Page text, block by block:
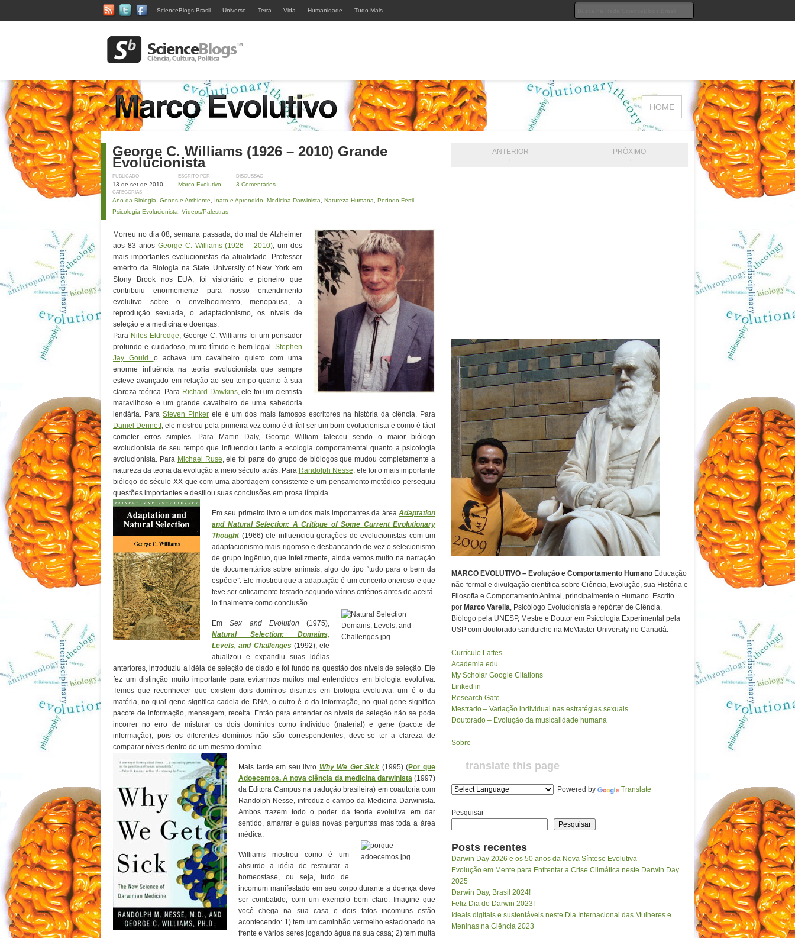
ScienceBlogs Brasil Universo Terra Vida Humanidade Tudo Mais
HOME
George C. Williams (1926 – 2010) Grande
Evolucionista
PUBLICADO
13 de set de 2010
ESCRITO POR
Marco Evolutivo
DISCUSSÃO
3 Comentários
CATEGORIAS
Ano da Biologia Genes e Ambiente Inato e Aprendido Medicina Darwinista Natureza Humana Período Fértil
Psicologia Evolucionista
Vídeos/Palestras
Morreu no dia 08, semana passada, do mal de Alzheimer
aos 83 anos George C. Williams (1926 – 2010), um dos
mais importantes evolucionistas da atualidade. Professor
emérito da Biologia na State University of New York em
Stony Brook nos EUA, foi visionário e pioneiro que
contribuiu enormemente para nosso entendimento
evolutivo sobre o envelhecimento, menopausa, a
reprodução sexuada, o adaptacionismo, os níveis de
seleção e a medicina e doenças.
Para Niles Eldredge, George C. Williams foi um pensador
profundo e cuidadoso, muito tímido e bem legal. Stephen
Jay Gould o achava um cavalheiro quieto com uma
enorme influência na teoria evolucionista que sempre
esteve avançado em relação ao seu tempo quanto à sua
clareza teórica. Para Richard Dawkins, ele foi um cientista
maravilhoso e um grande cavalheiro de uma sabedoria
lendária. ParaSteven Pinker ele é um dos mais famosos escritores na história da ciência. Para
Daniel Dennett, ele mostrou pela primeira vez como é difícil ser um bom evolucionista e como é fácil
cometer erros simples. Para Martin Daly, George William faleceu sendo o maior biólogo
evolucionista de seu tempo que influenciou tanto a ecologia comportamental quanto a psicologia
evolucionista. Para Michael Ruse, ele foi parte do grupo de biólogos que mudou completamente a
natureza da teoria da evolução a meio século atrás. Para Randolph Nesse, ele foi o mais importante
biólogo do século XX que com uma abordagem consistente e um pensamento metódico perseguiu
questões importantes e destilou suas conclusões em prosa límpida.
Em seu primeiro livro e um dos mais importantes da área Adaptation
and Natural Selection: A Critique of Some Current Evolutionary
Thought(1966) ele influenciou gerações de evolucionistas com um
adaptacionismo mais rigoroso e desbancando de vez o selecionismo
de grupo ingênuo, que infelizmente, ainda vemos muito na narração
de documentários sobre animais, algo do tipo “tudo para o bem da
espécie”. Ele mostrou que a adaptação é um conceito oneroso e que
teve ser criticamente testado segundo vários critérios antes de aceitá-
lo finalmente como conclusão.
EmSex and Evolution (1975),
Natural Selection: Domains,
Levels, and Challenges (1992), ele
atualizou e expandiu suas idéias
anteriores, introduziu a idéia de seleção de clado e foi fundo na questão dos níveis de seleção. Ele
fez um distinção muito importante para evitarmos muitos mal entendidos em biologia evolutiva.
Temos que reconhecer que existem dois domínios distintos em biologia evolutiva: um é o da
matéria, no qual gene significa cadeia de DNA, o outro é o da informação, no qual gene significa
pacote de informação, mensagem, receita. Então para entender os níveis de seleção não se pode
incorrer no erro de misturar os dois domínios como indivíduo (material) e gene (pacote de
informação), pois os diferentes domínios não são correspondentes, deve-se ter a clareza de
comparar níveis dentro de um mesmo domínio.
Mais tarde em seu livro Why We Get Sick (1995) (Por que
Adoecemos. A nova ciência da medicina darwinista(1997)
da Editora Campus na tradução brasileira) em coautoria com
Randolph Nesse, introduz o campo da Medicina Darwinista.
Ambos trazem todo o poder da teoria evolutiva em dar
sentido, amarrar e guias novas perguntas mas toda a área
médica.
Williams mostrou como é um
absurdo a idéia de restaurar a
homeostase, ou seja, tudo de
incomum manifestado em seu corpo durante a doença deve
ser combatido, com um exemplo bem claro: Imagine que
você chega na sua casa e dois fatos incomuns estão
acontecendo: 1) tem um caminhão vermelho estacionado na
frente e vários seres jogando água na sua casa; 2) tem muita
ANTERIOR
←
PRÓXIMO
→
MARCO EVOLUTIVO – Evolução e Comportamento Humano Educação
não-formal e divulgação científica sobre Ciência, Evolução, sua História e
Filosofia e Comportamento Animal, principalmente o Humano. Escrito
por Marco Varella, Psicólogo Evolucionista e repórter de Ciência.
Biólogo pela UNESP, Mestre e Doutor em Psicologia Experimental pela
USP com doutorado sanduiche na McMaster University no Canadá.
Currículo Lattes
Academia.edu
My Scholar Google Citations
Linked in
Research Gate
Mestrado – Variação individual nas estratégias sexuais
Doutorado – Evolução da musicalidade humana
Sobre
translate this page
Powered by Translate
Pesquisar
Pesquisar
Posts recentes
Darwin Day 2026 e os 50 anos da Nova Síntese Evolutiva
Evolução em Mente para Enfrentar a Crise Climática neste Darwin Day
2025
Darwin Day, Brasil 2024!
Feliz Dia de Darwin 2023!
Ideais digitais e sustentáveis neste Dia Internacional das Mulheres e
Meninas na Ciência 2023